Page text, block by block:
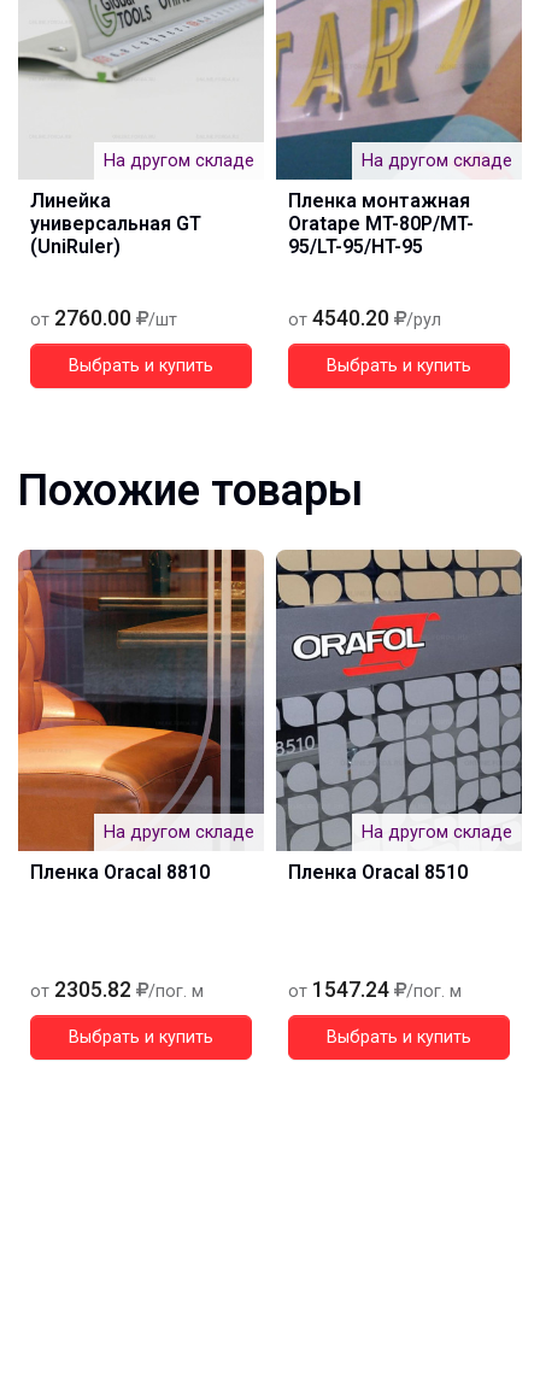
На другом складе
Линейка
универсальная GT
(UniRuler)
от 2760.00 /шт
Выбрать и купить
На другом складе
Пленка монтажная
Oratape MT-80P/MT-
95/LT-95/HT-95
от 4540.20 /рул
Выбрать и купить
Похожие товары
На другом складе
Пленка Oracal 8810
от 2305.82 /пог. м
Выбрать и купить
На другом складе
Пленка Oracal 8510
от 1547.24 /пог. м
Выбрать и купить